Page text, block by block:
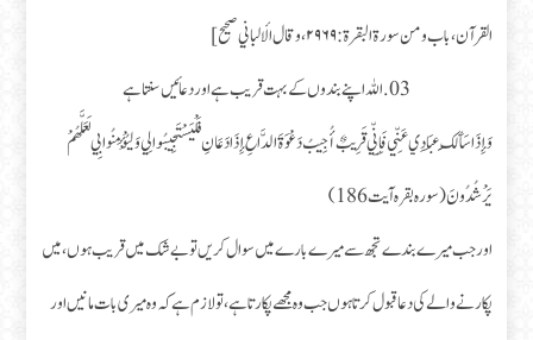
القرآن، باب و من سورۃ البقرۃ : ۲۹۶۹، و قال الألباني صحیح ]
03.اللہ اپنے بندوں کے بہت قریب ہے اور دعائیں سنتا ہے
وَإِذَا سَأَلَكَ عِبَادِي عَنِّي فَإِنِّي قَرِيبٌ أُجِيبُ دَعْوَةَ الدَّاعِ إِذَا دَعَانِ فَلْيَسْتَجِيبُوا لِي وَلْيُؤْمِنُوا بِي لَعَلَّهُمْ
يَرْشُدُونَ (سوره بقره آیت186)
اور جب میرے بندے تجھ سے میرے بارے میں سوال کریں تو بے شک میں قریب ہوں، میں
پکارنے والے کی دعا قبول کرتا ہوں جب وہ مجھے پکارتا ہے، تو لازم ہے کہ وہ میری بات مانیں اور